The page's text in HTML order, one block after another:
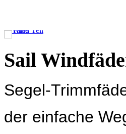
Sail
Segel-
der einfache